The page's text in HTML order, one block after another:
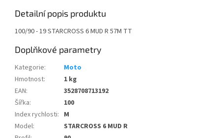
Detailní popis produktu
100/90 - 19 STARCROSS 6 MUD R 57M TT
Doplňkové parametry
Kategorie:
Moto
Hmotnost:
1 kg
EAN:
3528708713192
Šířka:
100
Index rychlosti: M
Model:
STARCROSS 6 MUD R